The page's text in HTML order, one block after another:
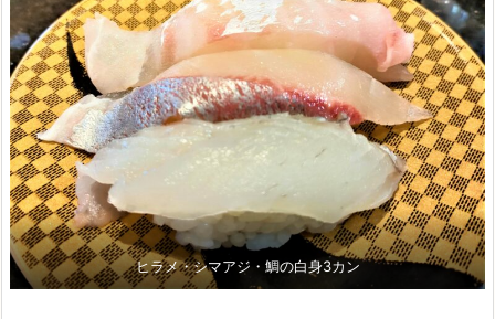
ヒラメ・シマアジ・鯛の白身3カン